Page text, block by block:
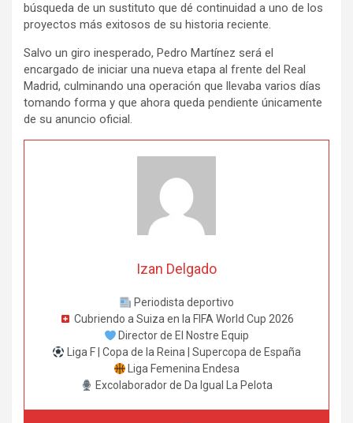
búsqueda de un sustituto que dé continuidad a uno de los
proyectos más exitosos de su historia reciente.
Salvo un giro inesperado, Pedro Martínez será el
encargado de iniciar una nueva etapa al frente del Real
Madrid, culminando una operación que llevaba varios días
tomando forma y que ahora queda pendiente únicamente
de su anuncio oficial.
Izan Delgado
Periodista deportivo
Cubriendo a Suiza en la FIFA World Cup 2026
Director de El Nostre Equip
Liga F | Copa de la Reina | Supercopa de España
Liga Femenina Endesa
Excolaborador de Da Igual La Pelota